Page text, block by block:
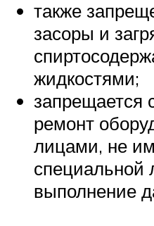
также
засоры и
жидкостями;
запрещается
ремонт
лицами, не
специальной
выполнение